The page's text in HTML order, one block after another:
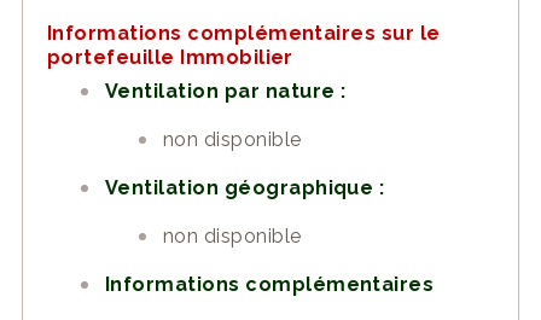
Informations complémentaires sur le
portefeuille Immobilier
Ventilation par nature :
non disponible
Ventilation géographique :
non disponible
Informations complémentaires